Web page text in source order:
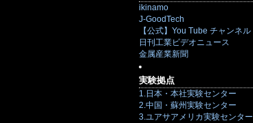
ikinamo
J-GoodTech
【公式】You Tube チャンネル
日刊工業ビデオニュース
金属産業新聞
実験拠点
1.日本・本社実験センター
2.中国・蘇州実験センター
3.ユアサアメリカ実験センター